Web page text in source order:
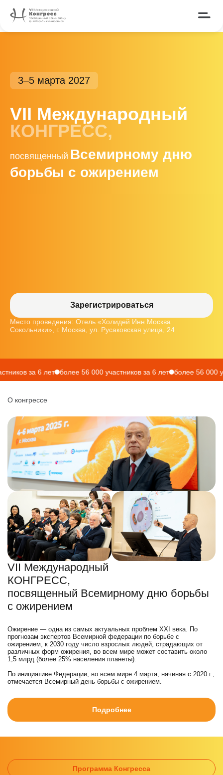
3–5 марта 2027
VII Международный
КОНГРЕСС,
посвященный Всемирному дню
борьбы с ожирением
Зарегистрироваться
Место проведения: Отель «Холидей Инн Москва
Сокольники», г. Москва, ул. Русаковская улица, 24
за 6 лет более 56 000 участников за 6 лет более 56 000
О конгрессе
VII Международный
КОНГРЕСС,
посвященный Всемирному дню борьбы
с ожирением
Ожирение — одна из самых актуальных проблем XXI века. По
прогнозам экспертов Всемирной федерации по борьбе с
ожирением, к 2030 году число взрослых людей, страдающих от
различных форм ожирения, во всем мире может составить около
1,5 млрд (более 25% населения планеты).
По инициативе Федерации, во всем мире 4 марта, начиная с 2020 г.,
отмечается Всемирный день борьбы с ожирением.
Подробнее
Программа Конгресса